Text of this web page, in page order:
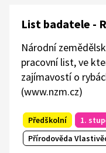
List badatele -
Národní
pracovní list, ve
zajímavostí o
(www.nzm.cz)
Předškolní
1.
Přírodověda